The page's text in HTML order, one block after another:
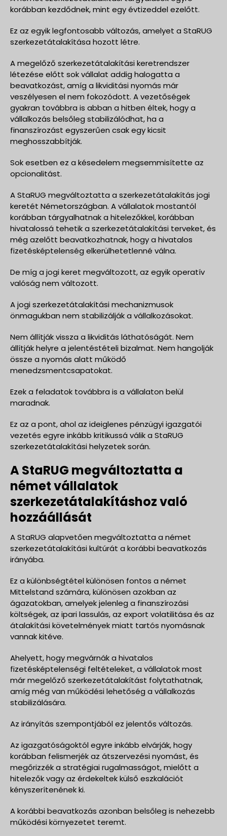
korábban kezdődnek, mint egy évtizeddel ezelőtt.
Ez az egyik legfontosabb változás, amelyet a StaRUG
szerkezetátalakítása hozott létre.
A megelőző szerkezetátalakítási keretrendszer
létezése előtt sok vállalat addig halogatta a
beavatkozást, amíg a likviditási nyomás már
veszélyesen el nem fokozódott. A vezetőségek
gyakran továbbra is abban a hitben éltek, hogy a
vállalkozás belsőleg stabilizálódhat, ha a
finanszírozást egyszerűen csak egy kicsit
meghosszabbítják.
Sok esetben ez a késedelem megsemmisítette az
opcionalitást.
A StaRUG megváltoztatta a szerkezetátalakítás jogi
keretét Németországban. A vállalatok mostantól
korábban tárgyalhatnak a hitelezőkkel, korábban
hivatalossá tehetik a szerkezetátalakítási terveket, és
még azelőtt beavatkozhatnak, hogy a hivatalos
fizetésképtelenség elkerülhetetlenné válna.
De míg a jogi keret megváltozott, az egyik operatív
valóság nem változott.
A jogi szerkezetátalakítási mechanizmusok
önmagukban nem stabilizálják a vállalkozásokat.
Nem állítják vissza a likviditás láthatóságát. Nem
állítják helyre a jelentéstételi bizalmat. Nem hangolják
össze a nyomás alatt működő
menedzsmentcsapatokat.
Ezek a feladatok továbbra is a vállalaton belül
maradnak.
Ez az a pont, ahol az ideiglenes pénzügyi igazgatói
vezetés egyre inkább kritikussá válik a StaRUG
szerkezetátalakítási helyzetek során.
A StaRUG megváltoztatta a
német vállalatok
szerkezetátalakításhoz való
hozzáállását
A StaRUG alapvetően megváltoztatta a német
szerkezetátalakítási kultúrát a korábbi beavatkozás
irányába.
Ez a különbségtétel különösen fontos a német
Mittelstand számára, különösen azokban az
ágazatokban, amelyek jelenleg a finanszírozási
költségek, az ipari lassulás, az export volatilitása és az
átalakítási követelmények miatt tartós nyomásnak
vannak kitéve.
Ahelyett, hogy megvárnák a hivatalos
fizetésképtelenségi feltételeket, a vállalatok most
már megelőző szerkezetátalakítást folytathatnak,
amíg még van működési lehetőség a vállalkozás
stabilizálására.
Az irányítás szempontjából ez jelentős változás.
Az igazgatóságoktól egyre inkább elvárják, hogy
korábban felismerjék az átszervezési nyomást, és
megőrizzék a stratégiai rugalmasságot, mielőtt a
hitelezők vagy az érdekeltek külső eszkalációt
kényszerítenének ki.
A korábbi beavatkozás azonban belsőleg is nehezebb
működési környezetet teremt.